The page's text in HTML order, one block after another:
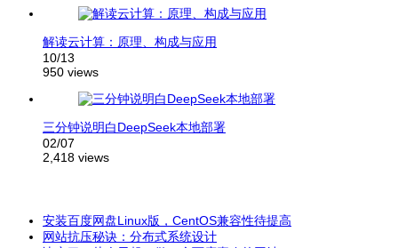
解读云计算：原理、构成与应用
10/13
950 views
三分钟说明白DeepSeek本地部署
02/07
2,418 views
安装百度网盘Linux版，CentOS兼容性待提高
网站抗压秘诀：分布式系统设计